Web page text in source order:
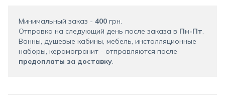
Минимальный заказ - 400 грн.
Отправка на следующий день после заказа в Пн-Пт.
Ванны, душевые кабины, мебель, инсталляционные
наборы, керамогранит - отправляются после
предоплаты за доставку.